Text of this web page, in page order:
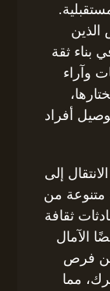
بناء ثقة
وآراء
أفراد
إلى
متنوعة من
ثقافة
الآمال
من فرص
مما